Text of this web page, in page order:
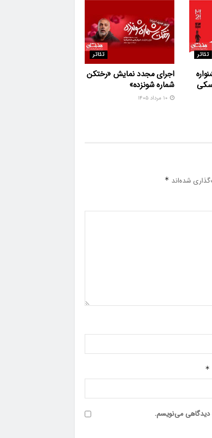
تئاتر تئاتر
اجرای مجدد نمایش «رختکن
شماره شونزده»
۱۰ مرداد ۱۴۰۵
شده‌اند *
*
دیدگاهی می‌نویسم.